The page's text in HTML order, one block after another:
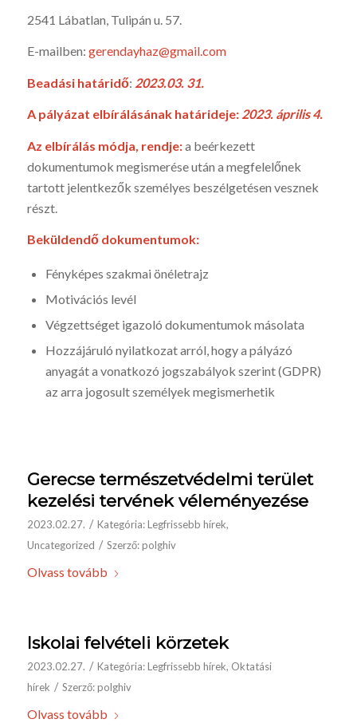
2541 Lábatlan, Tulipán u. 57.
E-mailben: gerendayhaz@gmail.com
Beadási határidő: 2023.03. 31.
A pályázat elbírálásának határideje: 2023. április 4.
Az elbírálás módja, rendje:a beérkezett
dokumentumok megismerése után a megfelelőnek
tartott jelentkezők személyes beszélgetésen vesznek
részt.
Beküldendő dokumentumok:
Fényképes szakmai önéletrajz
Motivációs levél
Végzettséget igazoló dokumentumok másolata
Hozzájáruló nyilatkozat arról, hogy a pályázó
anyagát a vonatkozó jogszabályok szerint (GDPR)
az arra jogosult személyek megismerhetik
Gerecse természetvédelmi terület
kezelési tervének véleményezése
2023.02.27. / Kategória:Legfrissebb hírek,
Uncategorized / Szerző:polghiv
Olvass tovább
Iskolai felvételi körzetek
2023.02.27. / Kategória:Legfrissebb hírek, Oktatási
hírek / Szerző:polghiv
Olvass tovább